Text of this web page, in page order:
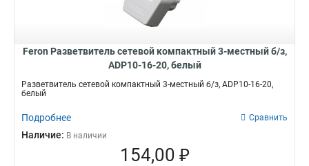
Feron Разветвитель сетевой компактный 3-местный б/з,
ADP10-16-20, белый
Разветвитель сетевой компактный 3-местный б/з, ADP10-16-20,
белый
Подробнее Сравнить
Наличие: В наличии
154,00 ₽